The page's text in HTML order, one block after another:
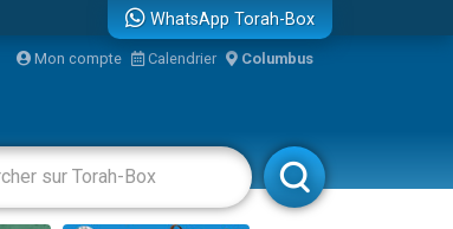
WhatsApp Torah-Box
Mon compte Calendrier Columbus
Livres Rabbanim